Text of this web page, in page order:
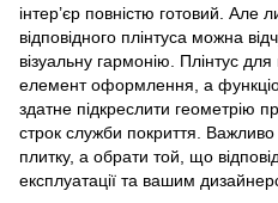
інтер’єр повністю готовий. Але
відповідного плінтуса можна
візуальну гармонію. Плінтус
елемент оформлення, а
здатне підкреслити геометрію
строк служби покриття. Важливо
плитку, а обрати той, що
експлуатації та вашим